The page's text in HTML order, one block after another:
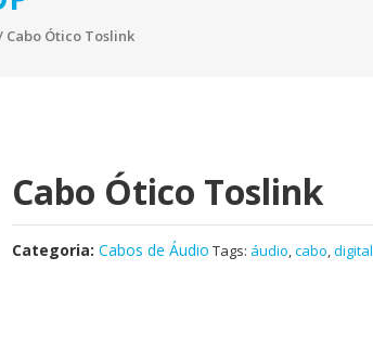
Cabo Ótico Toslink
Cabo Ótico Toslink
Categoria: Cabos de Áudio Tags: áudio,cabo,digital